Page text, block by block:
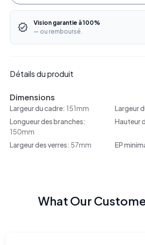
Vision garantie à 100%
— ou remboursé.
Détails du produit
Dimensions
Largeur du cadre: 151mm Largeur
Longueur des branches:
150mm
Hauteur
Largeur des verres: 57mm EP
What Our